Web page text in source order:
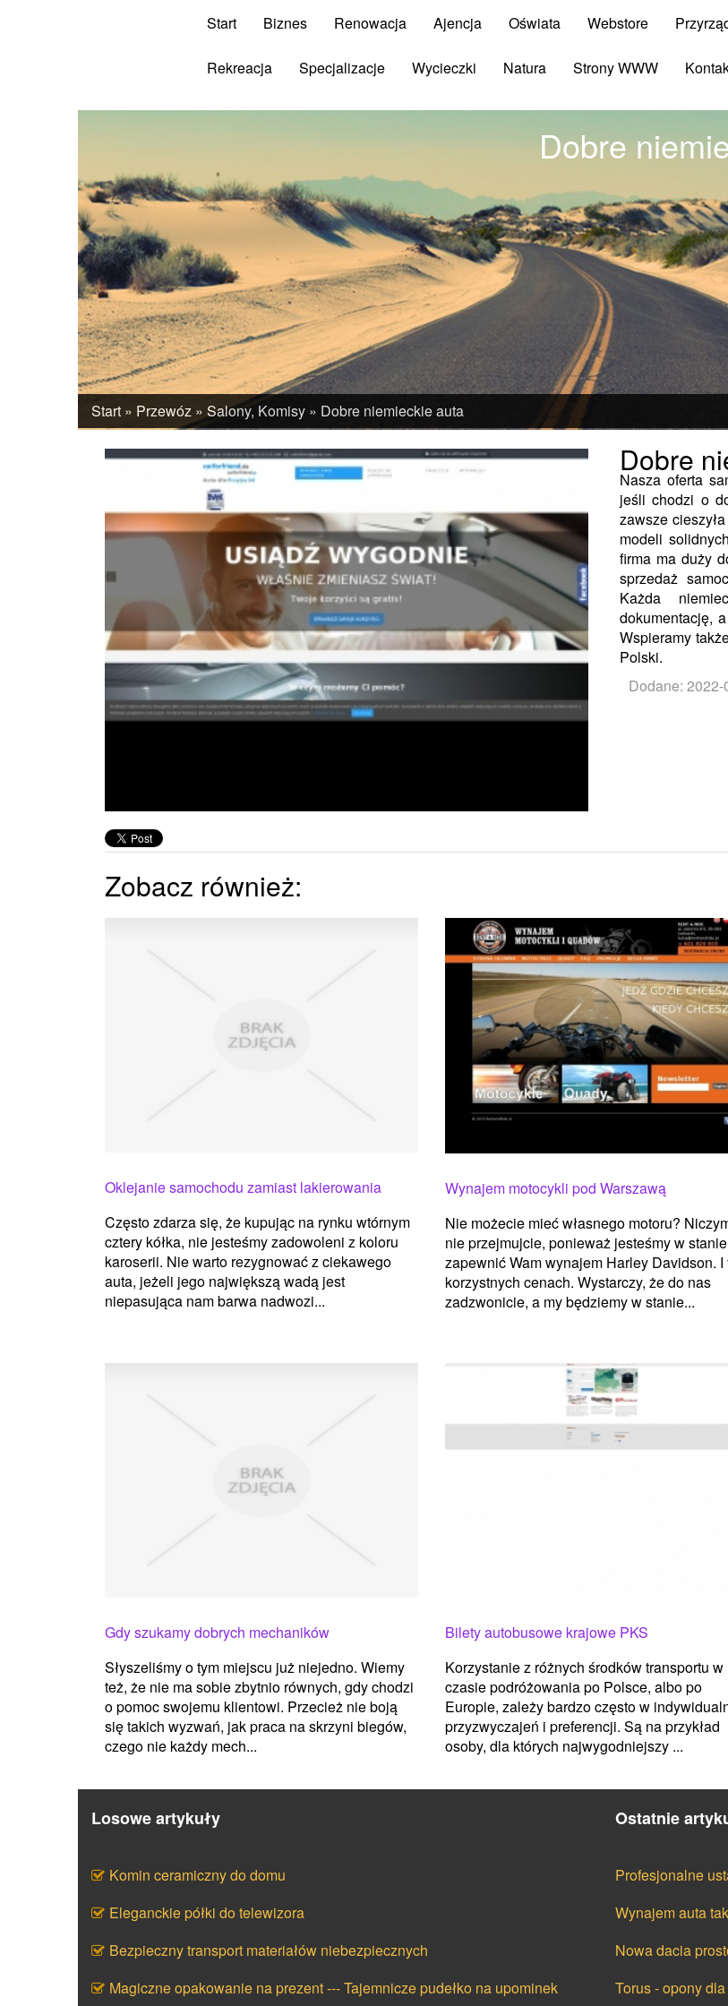
Start Biznes Renowacja Ajencja Oświata Webstore
Rekreacja Specjalizacje Wycieczki Natura Strony WWW
Dobre
Start » Przewóz » Salony, Komisy » Dobre niemieckie auta
Dobre
Nasza oferta
jeśli chodzi o
zawsze
modeli
firma ma duży
sprzedaż
Każda
dokumentację,
Wspieramy
Polski.
Dodane: 2022-
Zobacz również:
Oklejanie samochodu zamiast lakierowania
Często zdarza się, że kupując na rynku wtórnym
cztery kółka, nie jesteśmy zadowoleni z koloru
karoserii. Nie warto rezygnować z ciekawego
auta, jeżeli jego największą wadą jest
niepasująca nam barwa nadwozi...
Wynajem motocykli pod Warszawą
Nie możecie mieć własnego motoru?
nie przejmujcie, ponieważ jesteśmy w stanie
zapewnić Wam wynajem Harley Davidson. I
korzystnych cenach. Wystarczy, że do nas
zadzwonicie, a my będziemy w stanie...
Gdy szukamy dobrych mechaników
Słyszeliśmy o tym miejscu już niejedno. Wiemy
też, że nie ma sobie zbytnio równych, gdy chodzi
o pomoc swojemu klientowi. Przecież nie boją
się takich wyzwań, jak praca na skrzyni biegów,
czego nie każdy mech...
Bilety autobusowe krajowe PKS
Korzystanie z różnych środków transportu w
czasie podróżowania po Polsce, albo po
Europie, zależy bardzo często w
przyzwyczajeń i preferencji. Są na przykład
osoby, dla których najwygodniejszy ...
Losowe artykuły
Komin ceramiczny do domu
Eleganckie półki do telewizora
Bezpieczny transport materiałów niebezpiecznych
Magiczne opakowanie na prezent --- Tajemnicze pudełko na upominek
Ostatnie
Profesjonalne
Wynajem auta
Nowa dacia
Torus - opony